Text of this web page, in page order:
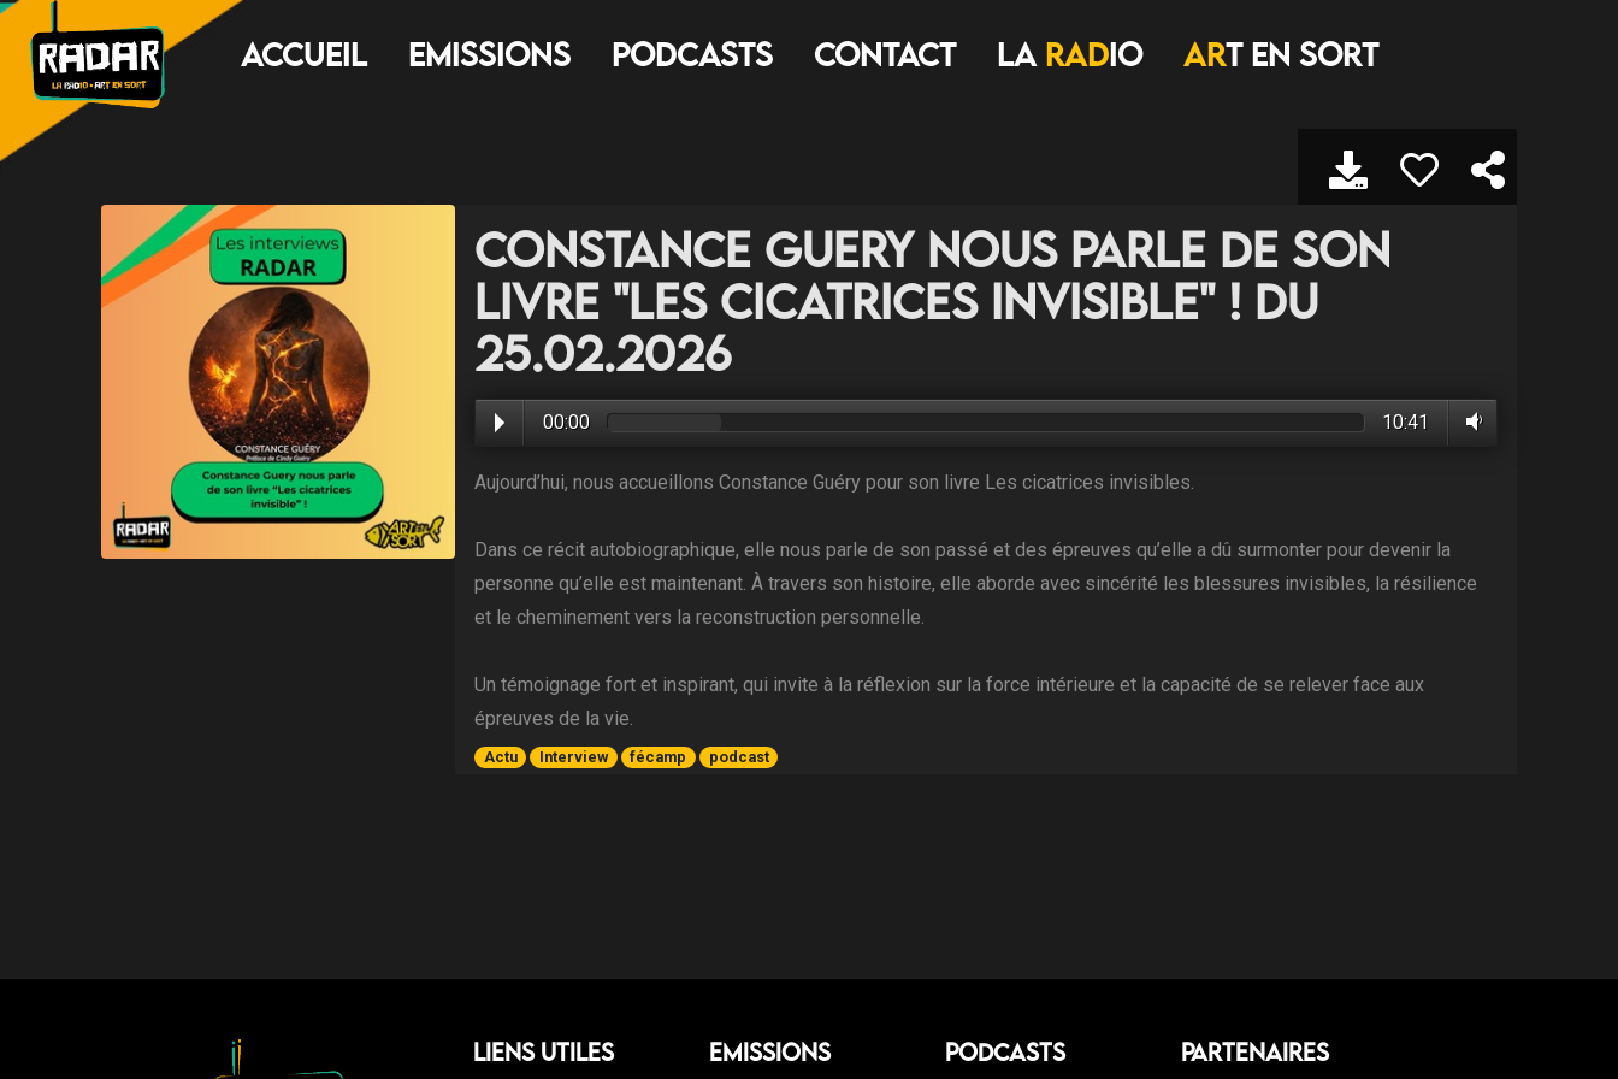
Accueil Emissions Podcasts Contact LA RADIO ART EN SORT
Constance Guery nous parle de son
livre "Les cicatrices invisible" ! du
25.02.2026
00:00 10:41
Aujourd’hui, nous accueillons Constance Guéry pour son livre Les cicatrices invisibles.
Dans ce récit autobiographique, elle nous parle de son passé et des épreuves qu’elle a dû surmonter pour devenir la
personne qu’elle est maintenant. À travers son histoire, elle aborde avec sincérité les blessures invisibles, la résilience
et le cheminement vers la reconstruction personnelle.
Un témoignage fort et inspirant, qui invite à la réflexion sur la force intérieure et la capacité de se relever face aux
épreuves de la vie.
Actu Interview fécamp podcast
Liens Utiles Emissions Podcasts Partenaires